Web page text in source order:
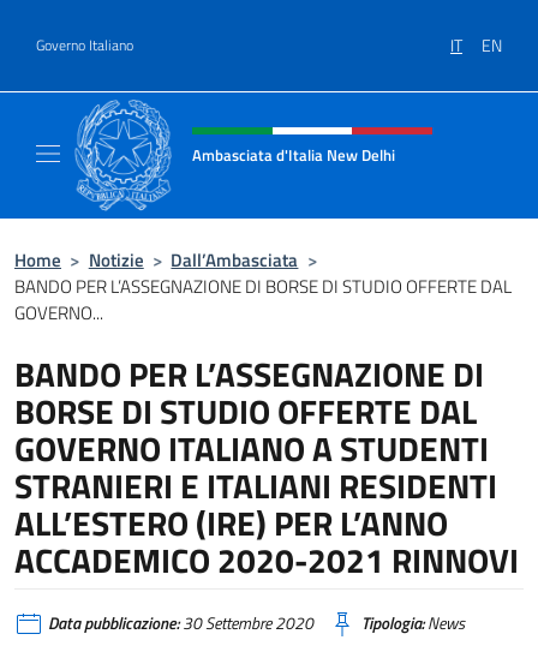
Governo Italiano IT EN
Intestazione sito, social e menù
Ambasciata d'Italia New Delhi
Home > Notizie > Dall’Ambasciata >
BANDO PER L’ASSEGNAZIONE DI BORSE DI STUDIO OFFERTE DAL
GOVERNO...
BANDO PER L’ASSEGNAZIONE DI
BORSE DI STUDIO OFFERTE DAL
GOVERNO ITALIANO A STUDENTI
STRANIERI E ITALIANI RESIDENTI
ALL’ESTERO (IRE) PER L’ANNO
ACCADEMICO 2020-2021 RINNOVI
Data pubblicazione:30 Settembre 2020 Tipologia:News